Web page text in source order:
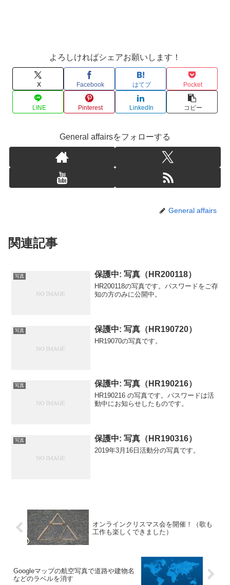
よろしければシェアお願いします！
X Facebook はてブ Pocket
LINE Pinterest LinkedIn コピー
General affairsをフォローする
General affairs
関連記事
写真 保護中: 写真（HR200118）
HR200118の写真です。パスワードをご存
知の方のみに公開中。
写真 保護中: 写真（HR190720）
HR19070の写真です。
写真 保護中: 写真（HR190216）
HR190216 の写真です。パスワードは活
動中にお知らせしたものです。
写真 保護中: 写真（HR190316）
2019年3月16日活動分の写真です。
オンラインクリスマス会を開催！（歌も
工作も楽しくできました）
Googleマップの航空写真で道路や建物名
などのラベルを消す